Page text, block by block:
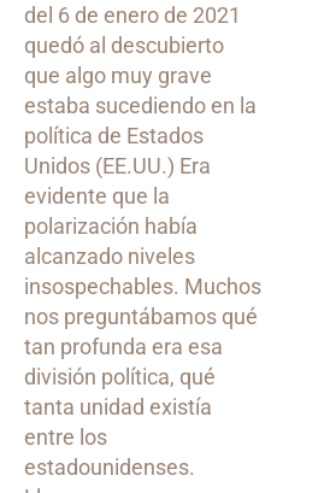
del 6 de enero de 2021
quedó al descubierto
que algo muy grave
estaba sucediendo en la
política de Estados
Unidos (EE.UU.) Era
evidente que la
polarización había
alcanzado niveles
insospechables. Muchos
nos preguntábamos qué
tan profunda era esa
división política, qué
tanta unidad existía
entre los
estadounidenses.